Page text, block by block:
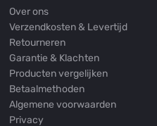
Over ons
Verzendkosten & Levertijd
Retourneren
Garantie & Klachten
Producten vergelijken
Betaalmethoden
Algemene voorwaarden
Privacy